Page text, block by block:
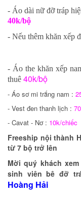
- Áo dài nữ đỡ tráp
40k/bộ
- Nếu thêm khăn xếp
- Áo the khăn xếp
thuê 40k/bộ
- Áo sơ mi trắng nam :
- Vest đen thanh lịch :
- Cavat - Nơ : 10k/chiếc
Freeship nội thành
từ 7 bộ trở lên
Mời quý khách
sinh viên bê đỡ
Hoàng Hải